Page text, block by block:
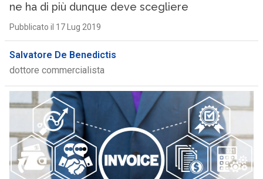
ne ha di più dunque deve scegliere
Pubblicato il 17 Lug 2019
Salvatore De Benedictis
dottore commercialista